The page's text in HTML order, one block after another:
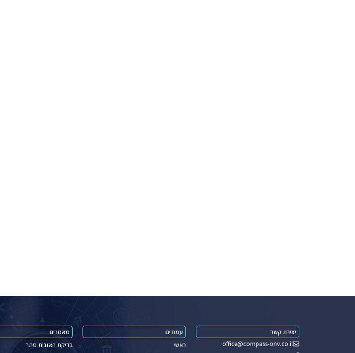
יצירת קשר
office@compass-onv.co.il
עמודים
ראשי
מאמרים
בדיקת האזנות סתר